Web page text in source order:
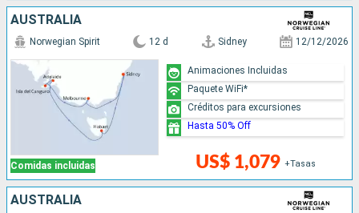
AUSTRALIA
Comidas incluidas
Norwegian Spirit 12 d Sidney 12/12/2026
US$ 1,079 +Tasas
Animaciones Incluidas
Paquete WiFi*
Créditos para excursiones
Hasta 50% Off
AUSTRALIA